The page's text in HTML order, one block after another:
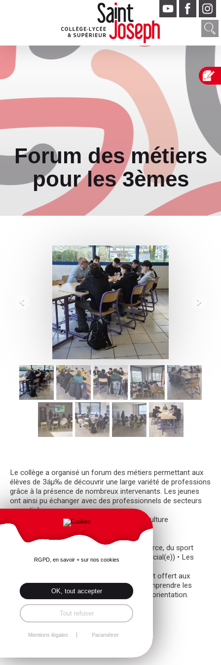
Forum des métiers
pour les 3èmes
Le collège a organisé un forum des métiers permettant aux
élèves de 3áµ‰ de découvrir une large variété de professions
grâce à la présence de nombreux intervenants. Les jeunes
ont ainsi pu échanger avec des professionnels de secteurs
essentiels :
• Génération Agri pour les métiers de l’agriculture
• Cap Avenir pour les métiers de la mer
• Orange pour les métiers du numérique
• Les métiers de la gestion / RH, du commerce, du sport
• Les professions du social (assistant(e) social(e)) • Les
• Le secteur de la banqueCes rencontres ont offert aux
élèves une occasion concrète de mieux comprendre les
réalités des métiers et d’affiner leur projet d’orientation.
Retour
RGPD, en savoir + sur nos cookies
OK, tout accepter
Tout refuser
Mentions légales Paramétrer